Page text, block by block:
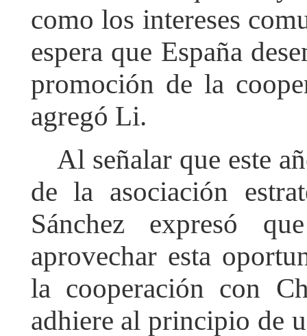
como los intereses
espera que España
promoción de la
agregó Li.
Al señalar que este
de la asociación
Sánchez expresó
aprovechar esta
la cooperación con
adhiere al principio de